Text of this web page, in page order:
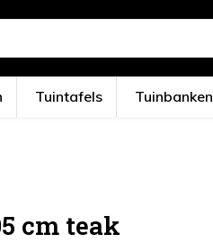
Tuintafels Tuinbanken
cm teak